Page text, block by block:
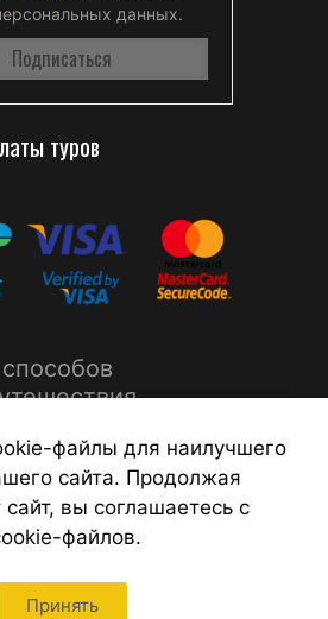
данных.
туров
- Поиск туров от надежных
файлы для наилучшего
сайта. Продолжая
сайт, вы соглашаетесь с
файлов.
Принять